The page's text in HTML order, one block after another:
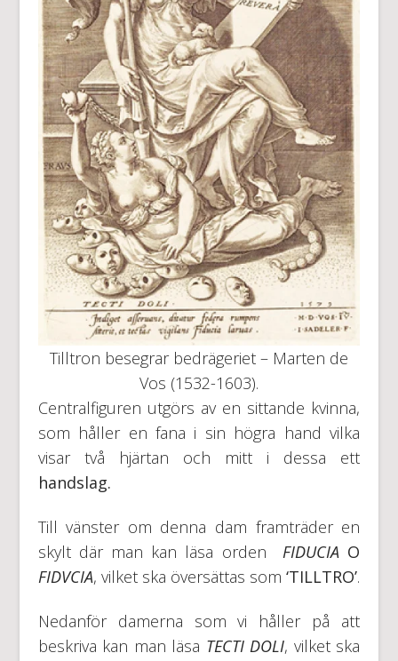
Tilltron besegrar bedrägeriet – Marten de
Vos (1532-1603).
Centralfiguren utgörs av en sittande kvinna,
som håller en fana i sin högra hand vilka
visar två hjärtan och mitt i dessa ett
handslag.
Till vänster om denna dam framträder en
skylt där man kan läsa ordenFIDUCIA O
FIDVCIA, vilket ska översättas som ‘TILLTRO’.
Nedanför damerna som vi håller på att
beskriva kan man läsa TECTI DOLI, vilket ska